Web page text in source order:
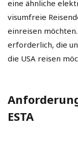
eine ähnliche
visumfreie
einreisen
erforderlich, die
die USA reisen
ESTA